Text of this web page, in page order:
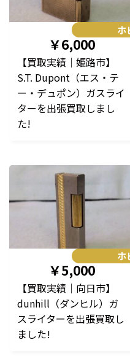
ホ
￥6,000
【買取実績｜姫路市】
S.T. Dupont（エス・テ
ー・デュポン）ガスライ
ターを出張買取しまし
た!
ホ
￥5,000
【買取実績｜向日市】
dunhill（ダンヒル）ガ
スライターを出張買取し
ました!